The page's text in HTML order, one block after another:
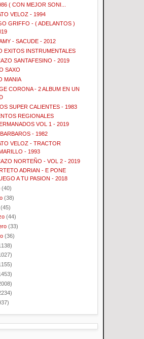
( CON MEJOR SONI...
VELOZ - 1994
GRIFFO - ( ADELANTOS )
- SACUDE - 2012
EXITOS INSTRUMENTALES
SANTAFESINO - 2019
SAXO
MANIA
CORONA - 2 ALBUM EN UN
SUPER CALIENTES - 1983
REGIONALES
VOL 1 - 2019
BARBAROS - 1982
VELOZ - TRACTOR
- 1993
NORTEÑO - VOL 2 - 2019
ADRIAN - E PONE
A TU PASION - 2018
(40)
(38)
(45)
(44)
(33)
(36)